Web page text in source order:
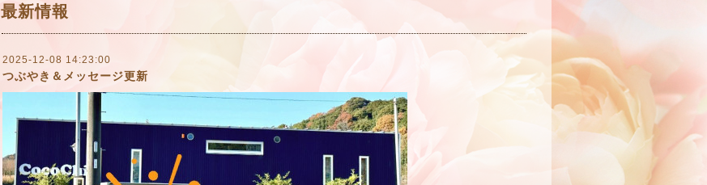
最新情報
2025-12-08 14:23:00
つぶやき＆メッセージ更新